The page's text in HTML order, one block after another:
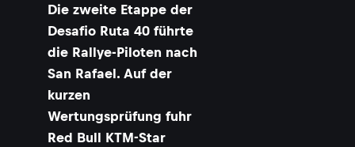
Die zweite Etappe der
Desafio Ruta 40 führte
die Rallye-Piloten nach
San Rafael. Auf der
kurzen
Wertungsprüfung fuhr
Red Bull KTM-Star